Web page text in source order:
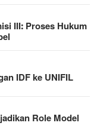
III: Proses Hukum
IDF ke UNIFIL
Role Model